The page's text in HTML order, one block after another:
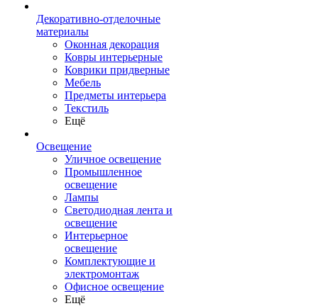
Декоративно-отделочные
материалы
Оконная декорация
Ковры интерьерные
Коврики придверные
Мебель
Предметы интерьера
Текстиль
Ещё
Освещение
Уличное освещение
Промышленное
освещение
Лампы
Светодиодная лента и
освещение
Интерьерное
освещение
Комплектующие и
электромонтаж
Офисное освещение
Ещё